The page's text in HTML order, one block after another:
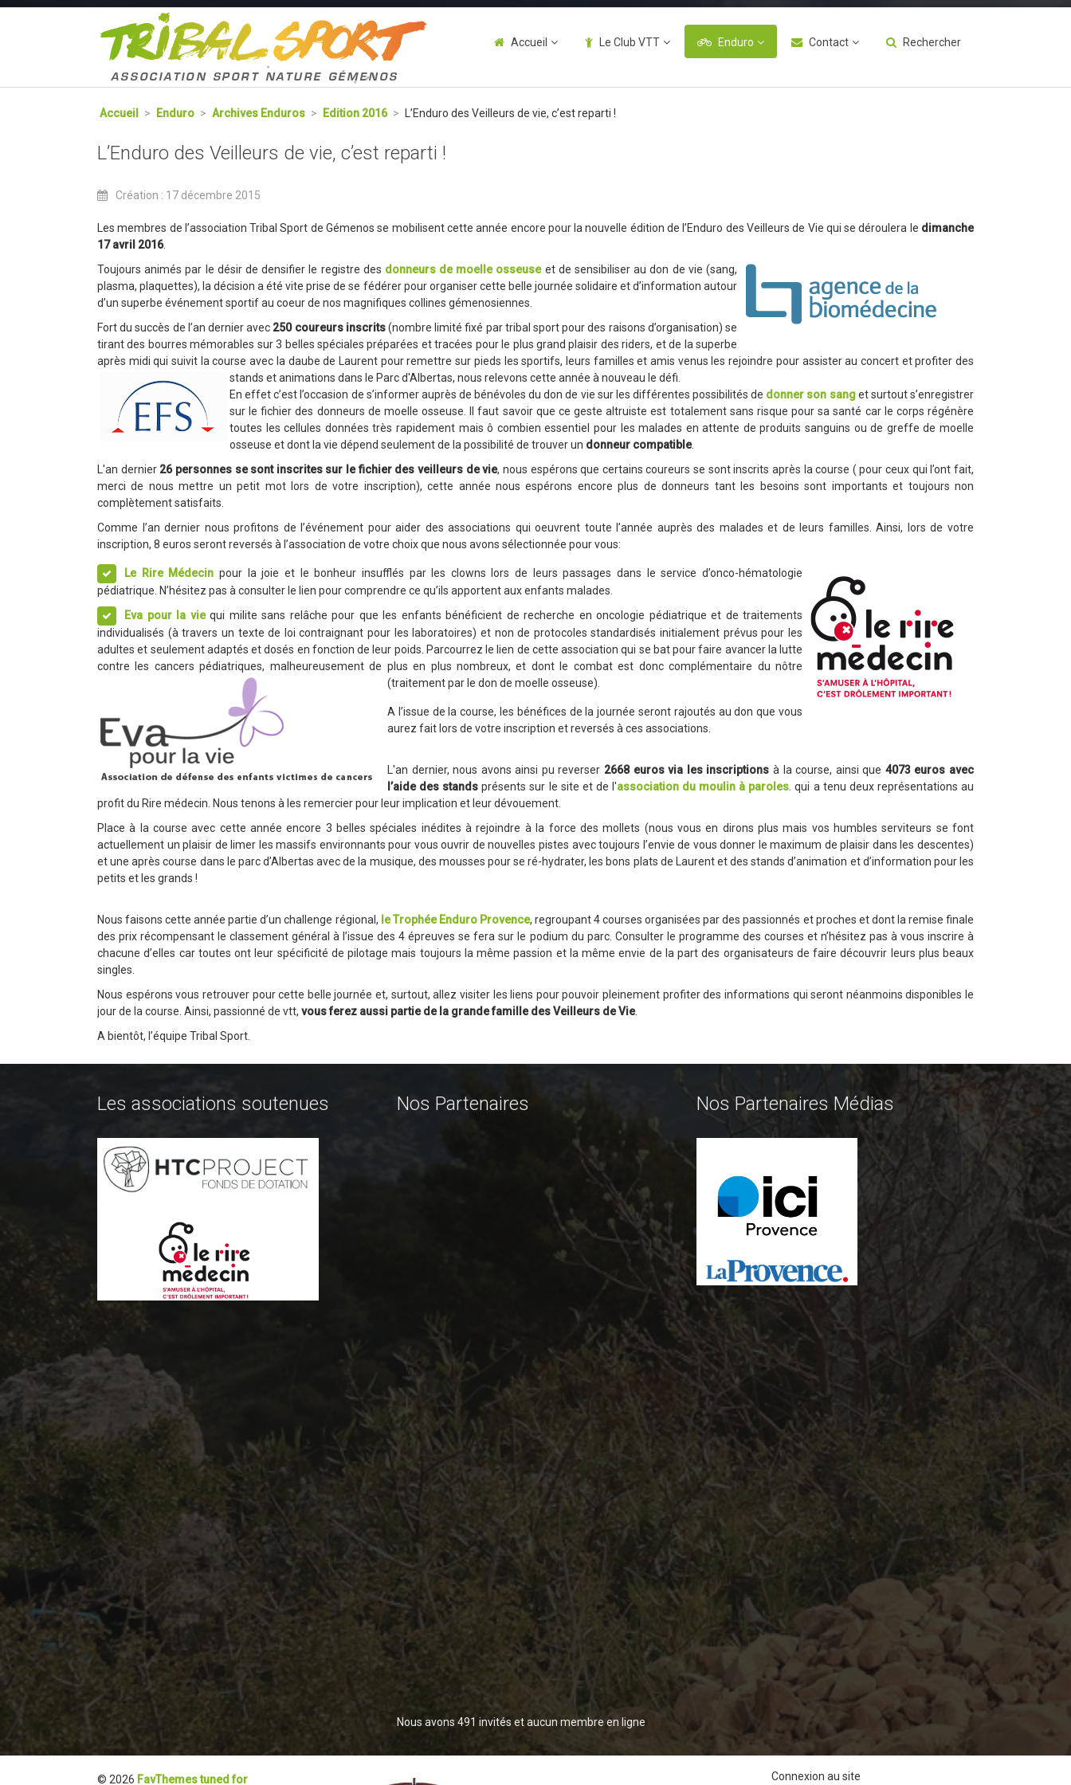
Accueil Le Club VTT Enduro Contact Rechercher
Accueil > Enduro > Archives Enduros > Edition 2016 > L’Enduro des Veilleurs de vie, c’est reparti !
L’Enduro des Veilleurs de vie, c’est reparti !
Création : 17 décembre 2015
Les membres de l’association Tribal Sport de Gémenos se mobilisent cette année encore pour la nouvelle édition de l’Enduro des Veilleurs de Vie qui se déroulera le dimanche
17 avril 2016.
Toujours animés par le désir de densifier le registre des donneurs de moelle osseuseet de sensibiliser au don de vie (sang,
plasma, plaquettes), la décision a été vite prise de se fédérer pour organiser cette belle journée solidaire et d’information autour
d’un superbe événement sportif au coeur de nos magnifiques collines gémenosiennes.
Fort du succès de l’an dernier avec 250 coureurs inscrits(nombre limité fixé par tribal sport pour des raisons d’organisation) se
tirant des bourres mémorables sur 3 belles spéciales préparées et tracées pour le plus grand plaisir des riders, et de la superbe
après midi qui suivit la course avec la daube de Laurent pour remettre sur pieds les sportifs, leurs familles et amis venus les rejoindre pour assister au concert et profiter des
stands et animations dans le Parc d'Albertas, nous relevons cette année à nouveau le défi.
En effet c’est l’occasion de s’informer auprès de bénévoles du don de vie sur les différentes possibilités de donner son sanget surtout s’enregistrer
sur le fichier des donneurs de moelle osseuse. Il faut savoir que ce geste altruiste est totalement sans risque pour sa santé car le corps régénère
toutes les cellules données très rapidement mais ô combien essentiel pour les malades en attente de produits sanguins ou de greffe de moelle
osseuse et dont la vie dépend seulement de la possibilité de trouver un donneur compatible.
L'an dernier 26 personnes se sont inscrites sur le fichier des veilleurs de vie, nous espérons que certains coureurs se sont inscrits après la course ( pour ceux qui l’ont fait,
merci de nous mettre un petit mot lors de votre inscription), cette année nous espérons encore plus de donneurs tant les besoins sont importants et toujours non
complètement satisfaits.
Comme l’an dernier nous profitons de l’événement pour aider des associations qui oeuvrent toute l’année auprès des malades et de leurs familles. Ainsi, lors de votre
inscription, 8 euros seront reversés à l’association de votre choix que nous avons sélectionnée pour vous:
Le Rire Médecin pour la joie et le bonheur insufflés par les clowns lors de leurs passages dans le service d’onco-hématologie
pédiatrique. N’hésitez pas à consulter le lien pour comprendre ce qu’ils apportent aux enfants malades.
Eva pour la viequi milite sans relâche pour que les enfants bénéficient de recherche en oncologie pédiatrique et de traitements
individualisés (à travers un texte de loi contraignant pour les laboratoires) et non de protocoles standardisés initialement prévus pour les
adultes et seulement adaptés et dosés en fonction de leur poids. Parcourrez le lien de cette association qui se bat pour faire avancer la lutte
contre les cancers pédiatriques, malheureusement de plus en plus nombreux, et dont le combat est donc complémentaire du nôtre
(traitement par le don de moelle osseuse).
A l’issue de la course, les bénéfices de la journée seront rajoutés au don que vous
aurez fait lors de votre inscription et reversés à ces associations.
L'an dernier, nous avons ainsi pu reverser 2668 euros via les inscriptions à la course, ainsi que 4073 euros avec
l’aide des stands présents sur le site et de l'association du moulin à paroles . qui a tenu deux représentations au
profit du Rire médecin. Nous tenons à les remercier pour leur implication et leur dévouement.
Place à la course avec cette année encore 3 belles spéciales inédites à rejoindre à la force des mollets (nous vous en dirons plus mais vos humbles serviteurs se font
actuellement un plaisir de limer les massifs environnants pour vous ouvrir de nouvelles pistes avec toujours l’envie de vous donner le maximum de plaisir dans les descentes)
et une après course dans le parc d’Albertas avec de la musique, des mousses pour se ré-hydrater, les bons plats de Laurent et des stands d’animation et d’information pour les
petits et les grands !
Nous faisons cette année partie d’un challenge régional, le Trophée Enduro Provence, regroupant 4 courses organisées par des passionnés et proches et dont la remise finale
des prix récompensant le classement général à l’issue des 4 épreuves se fera sur le podium du parc. Consulter le programme des courses et n’hésitez pas à vous inscrire à
chacune d’elles car toutes ont leur spécificité de pilotage mais toujours la même passion et la même envie de la part des organisateurs de faire découvrir leurs plus beaux
singles.
Nous espérons vous retrouver pour cette belle journée et, surtout, allez visiter les liens pour pouvoir pleinement profiter des informations qui seront néanmoins disponibles le
jour de la course. Ainsi, passionné de vtt, vous ferez aussi partie de la grande famille des Veilleurs de Vie.
A bientôt, l’équipe Tribal Sport.
Les associations soutenues Nos Partenaires
Nous avons 491 invités et aucun membre en ligne
Nos Partenaires Médias
© 2026 FavThemes tuned for Connexion au site